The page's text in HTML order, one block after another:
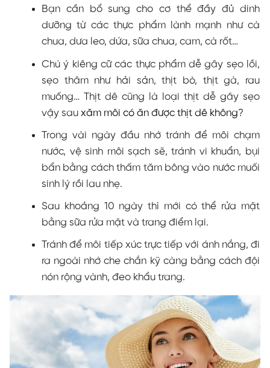
Bạn cần bổ sung cho cơ thể đầy đủ dinh
dưỡng từ các thực phẩm lành mạnh như cà
chua, dưa leo, dứa, sữa chua, cam, cà rốt…
Chú ý kiêng cữ các thực phẩm dễ gây sẹo lồi,
sẹo thâm như hải sản, thịt bò, thịt gà, rau
muống… Thịt dê cũng là loại thịt dễ gây sẹo
vậy sauxăm môi có ăn được thịt dê không?
Trong vài ngày đầu nhớ tránh để môi chạm
nước, vệ sinh môi sạch sẽ, tránh vi khuẩn, bụi
bẩn bằng cách thấm tăm bông vào nước muối
sinh lý rồi lau nhẹ.
Sau khoảng 10 ngày thì mới có thể rửa mặt
bằng sữa rửa mặt và trang điểm lại.
Tránh để môi tiếp xúc trực tiếp với ánh nắng, đi
ra ngoài nhớ che chắn kỹ càng bằng cách đội
nón rộng vành, đeo khẩu trang.